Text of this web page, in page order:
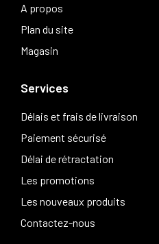
A propos
Plan du site
Magasin
Services
Délais et frais de livraison
Paiement sécurisé
Délai de rétractation
Les promotions
Les nouveaux produits
Contactez-nous